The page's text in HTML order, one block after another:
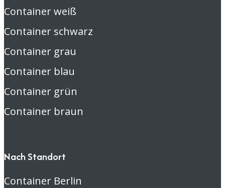
Container weiß
Container schwarz
Container grau
Container blau
Container grün
Container braun
Nach Standort
Container Berlin